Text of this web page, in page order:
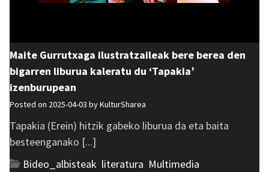
Maite Gurrutxaga ilustratzaileak bere berea den
bigarren liburua kaleratu du ‘Tapakia’
izenburupean
Posted on 2025-04-03 byKulturSharea
Tapakia (Erein) hitzik gabeko liburua da eta baita
besteenganako [...]
Bideo_albisteak literatura Multimedia